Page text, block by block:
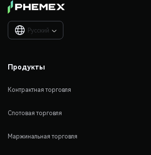
Русский 
Продукты
Контрактная торговля
Спотовая торговля
Маржинальная торговля